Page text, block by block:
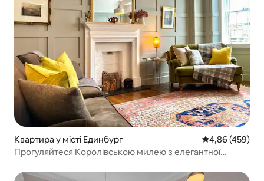
Квартира у місті Единбург Середня
4,86 (459)
Прогуляйтеся Королівською милею з елегантної